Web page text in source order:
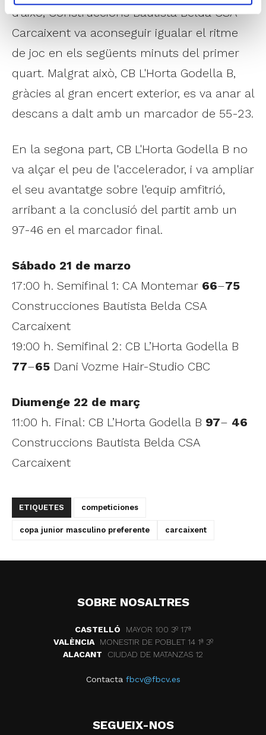
d'això, Construccions Bautista Belda CSA
Carcaixent va aconseguir igualar el ritme
de joc en els següents minuts del primer
quart. Malgrat això, CB L'Horta Godella B,
gràcies al gran encert exterior, es va anar al
descans a dalt amb un marcador de 55-23.
En la segona part, CB L'Horta Godella B no
va alçar el peu de l'accelerador, i va ampliar
el seu avantatge sobre l'equip amfitrió,
arribant a la conclusió del partit amb un
97-46 en el marcador final.
Sábado 21 de marzo
17:00 h. Semifinal 1: CA Montemar 66–75
Construcciones Bautista Belda CSA
Carcaixent
19:00 h. Semifinal 2: CB L’Horta Godella B
77–65 Dani Vozme Hair-Studio CBC
Diumenge 22 de març
11:00 h. Final: CB L’Horta Godella B 97– 46
Construccions Bautista Belda CSA
Carcaixent
ETIQUETES competiciones
copa junior masculino preferente carcaixent
SOBRE NOSALTRES
CASTELLÓ
MAYOR 100 3º 17ª
VALÈNCIA
MONESTIR DE POBLET 14 1ª 3º
ALACANT
CIUDAD DE MATANZAS 12
Contacta fbcv@fbcv.es
SEGUEIX-NOS